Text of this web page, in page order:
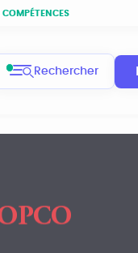
COMPÉTENCES
Rechercher